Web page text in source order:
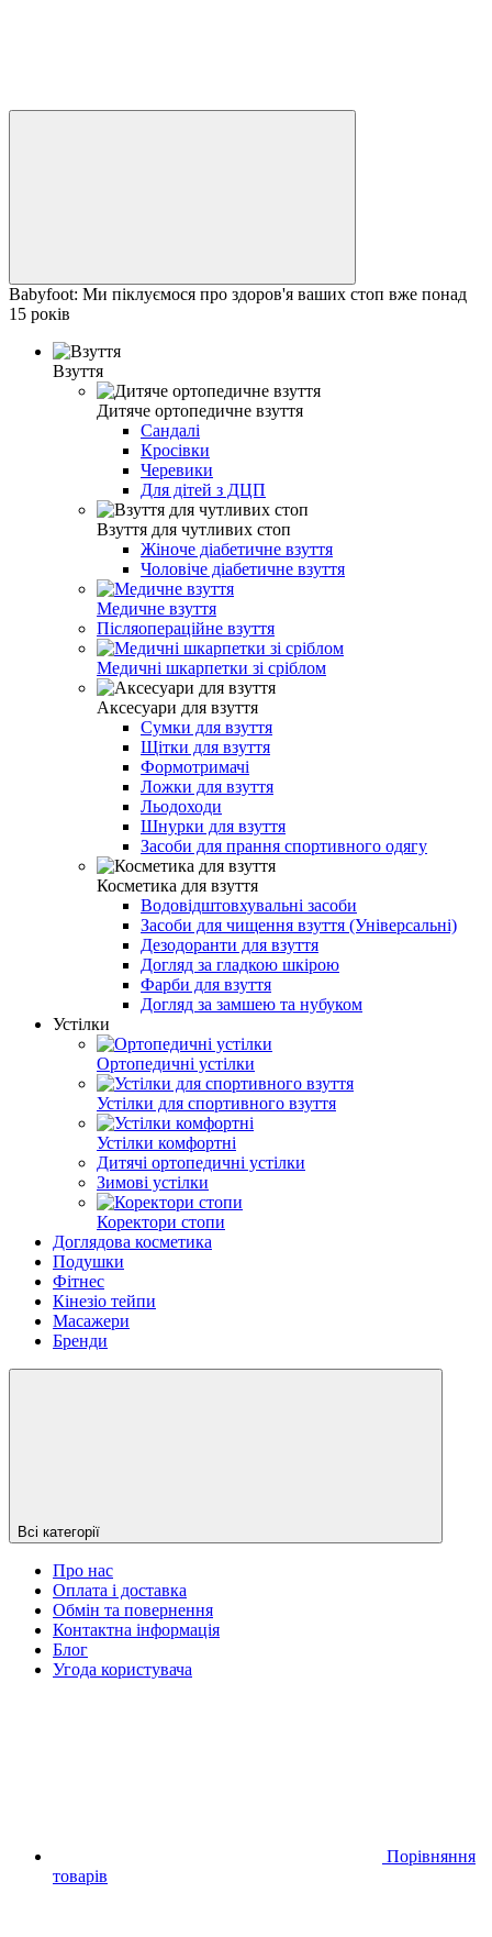
Babyfoot: Ми піклуємося про здоров'я ваших стоп вже понад
15 років
Взуття
Дитяче ортопедичне взуття
Сандалі
Кросівки
Черевики
Для дітей з ДЦП
Взуття для чутливих стоп
Жіноче діабетичне взуття
Чоловіче діабетичне взуття
Медичне взуття
Післяопераційне взуття
Медичні шкарпетки зі сріблом
Аксесуари для взуття
Сумки для взуття
Щітки для взуття
Формотримачі
Ложки для взуття
Льодоходи
Шнурки для взуття
Засоби для прання спортивного одягу
Косметика для взуття
Водовідштовхувальні засоби
Засоби для чищення взуття (Універсальні)
Дезодоранти для взуття
Догляд за гладкою шкірою
Фарби для взуття
Догляд за замшею та нубуком
Устілки
Ортопедичні устілки
Устілки для спортивного взуття
Устілки комфортні
Дитячі ортопедичні устілки
Зимові устілки
Коректори стопи
Доглядова косметика
Подушки
Фітнес
Кінезіо тейпи
Масажери
Бренди
Всі категорії
Про нас
Оплата і доставка
Обмін та повернення
Контактна інформація
Блог
Угода користувача
Порівняння
товарів